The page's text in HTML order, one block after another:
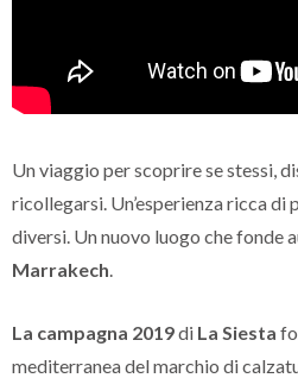
Un viaggio per scoprire se stessi,
ricollegarsi. Un’esperienza ricca
diversi. Un nuovo luogo che fonde
Marrakech.
La campagna 2019di La Siesta
mediterranea del marchio di